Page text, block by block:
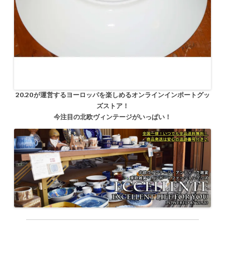
20.20が運営するヨーロッパを楽しめるオンラインインポートグッ
ズストア！
今注目の北欧ヴィンテージがいっぱい！